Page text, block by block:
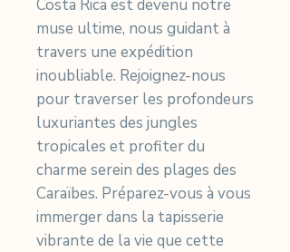
Costa Rica est devenu notre
muse ultime, nous guidant à
travers une expédition
inoubliable. Rejoignez-nous
pour traverser les profondeurs
luxuriantes des jungles
tropicales et profiter du
charme serein des plages des
Caraïbes. Préparez-vous à vous
immerger dans la tapisserie
vibrante de la vie que cette